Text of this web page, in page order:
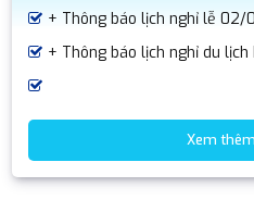
+ Thông báo lịch nghỉ lễ 02/
+ Thông báo lịch nghỉ du
Xem